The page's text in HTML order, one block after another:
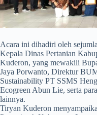
Acara ini dihadiri oleh
Kepala Dinas Pertanian
Kuderon, yang mewakili
Jaya Porwanto, Direktur
Sustainability PT SSMS
Ecogreen Abun Lie, serta
lainnya.
Tiryan Kuderon